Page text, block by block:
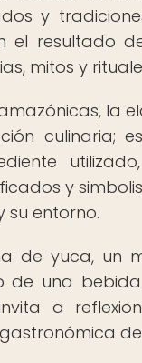
y
el resultado
mitos y
la
culinaria;
y
su entorno.
de yuca, un
de una
a